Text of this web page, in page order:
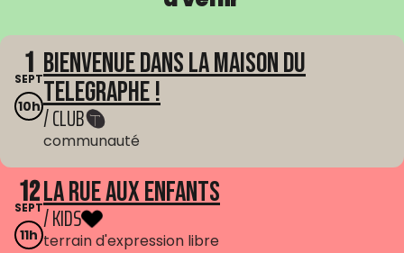
1
SEPT
10h
Bienvenue dans La Maison du
Telegraphe !
/ CLUB
communauté
12
SEPT
11h
La Rue aux enfants
/ KIDS
terrain d'expression libre